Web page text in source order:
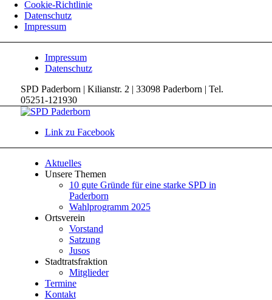
Cookie-Richtlinie
Datenschutz
Impressum
Impressum
Datenschutz
SPD Paderborn | Kilianstr. 2 | 33098 Paderborn | Tel.
05251-121930
Link zu Facebook
Aktuelles
Unsere Themen
10 gute Gründe für eine starke SPD in
Paderborn
Wahlprogramm 2025
Ortsverein
Vorstand
Satzung
Jusos
Stadtratsfraktion
Mitglieder
Termine
Kontakt